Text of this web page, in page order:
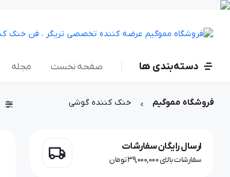
دسته‌بندی ها صفحه نخست مجله
فروشگاه مموگیم خنک کننده گوشی
ارسال رایگان سفارشات
سفارشات بالای 39,000,000 تومان